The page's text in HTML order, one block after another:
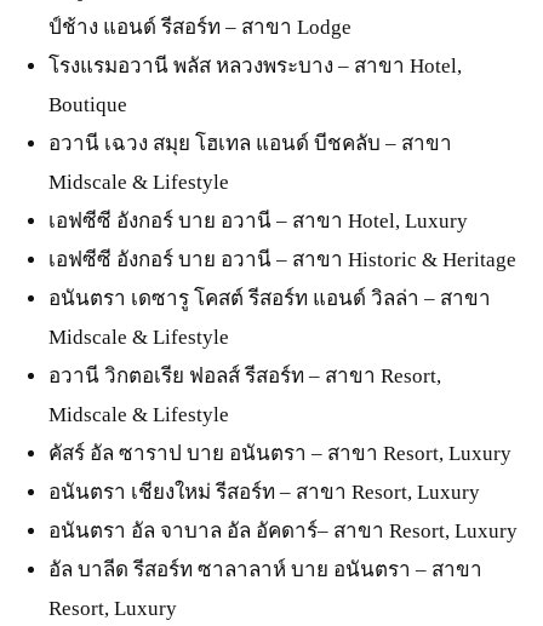
ป์ช้าง แอนด์ รีสอร์ท – สาขา Lodge
โรงแรมอวานี พลัส หลวงพระบาง – สาขา Hotel,
Boutique
อวานี เฉวง สมุย โฮเทล แอนด์ บีชคลับ – สาขา
Midscale & Lifestyle
เอฟซีซี อังกอร์ บาย อวานี – สาขา Hotel, Luxury
เอฟซีซี อังกอร์ บาย อวานี – สาขา Historic & Heritage
อนันตรา เดซารู โคสต์ รีสอร์ท แอนด์ วิลล่า – สาขา
Midscale & Lifestyle
อวานี วิกตอเรีย ฟอลส์ รีสอร์ท – สาขา Resort,
Midscale & Lifestyle
คัสร์ อัล ซาราป บาย อนันตรา – สาขา Resort, Luxury
อนันตรา เชียงใหม่ รีสอร์ท – สาขา Resort, Luxury
อนันตรา อัล จาบาล อัล อัคดาร์– สาขา Resort, Luxury
อัล บาลีด รีสอร์ท ซาลาลาห์ บาย อนันตรา – สาขา
Resort, Luxury